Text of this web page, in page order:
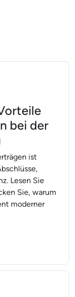
bei der
ist
Lesen Sie
Sie, warum
moderner
von